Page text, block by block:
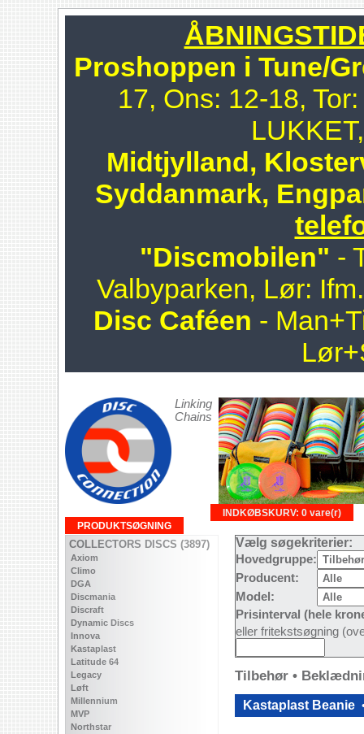
Proshoppen i Tune/
17, Ons: 12-18,
Midtjylland,
Syddanmark,
"Discmobilen" -
Valbyparken, Lør:
Disc Caféen -
Linking
Chains
INDKØBSKURV: 0 vare(r)
PRODUKTSØGNING
COLLECTORS DISCS (3897)
Axiom
Climo
DGA
Discmania
Discraft
Dynamic Discs
Innova
Kastaplast
Latitude 64
Legacy
Løft
Millennium
MVP
Northstar
Vælg søgekriterier:
Hovedgruppe:
Producent:
Model:
Prisinterval (hele
eller fritekstsøgning
Tilbehør •
Kastaplast Beanie